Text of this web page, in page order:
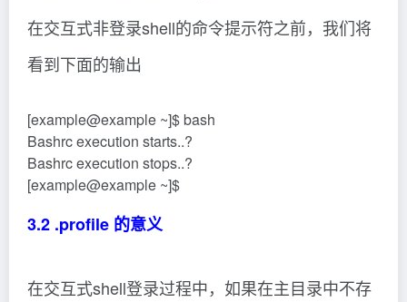
在交互式非登录shell的命令提示符之前，我们将
看到下面的输出
[example@example ~]$ bash
Bashrc execution starts..?
Bashrc execution stops..?
[example@example ~]$
3.2 .profile 的意义
在交互式shell登录过程中，如果在主目录中不存